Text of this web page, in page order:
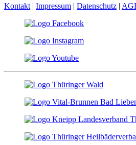
Kontakt | Impressum | Datenschutz |